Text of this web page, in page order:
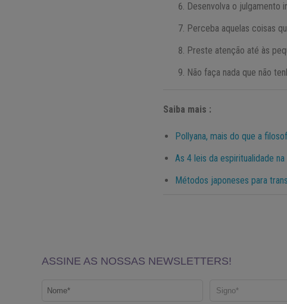
Desenvolva o julgamento
Perceba aquelas coisas
Preste atenção até às
Não faça nada que não
Saiba mais :
Pollyana, mais do que a
As 4 leis da espiritualidade
Métodos japoneses para